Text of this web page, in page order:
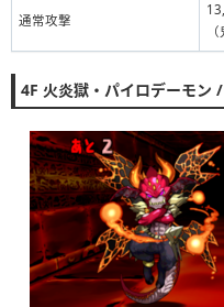
通常攻撃
4F 火炎獄・パイロデーモン